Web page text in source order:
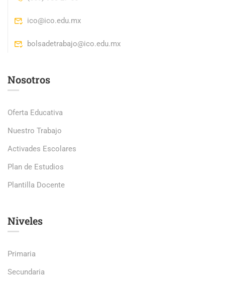
ico@ico.edu.mx
bolsadetrabajo@ico.edu.mx
Nosotros
Oferta Educativa
Nuestro Trabajo
Activades Escolares
Plan de Estudios
Plantilla Docente
Niveles
Primaria
Secundaria